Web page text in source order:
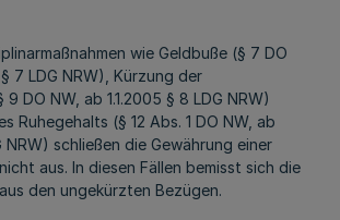
wie Geldbuße (§ 7 DO
7 LDG NRW), Kürzung der
DO NW, ab 1.1.2005 § 8 LDG NRW)
Ruhegehalts (§ 12 Abs. 1 DO NW, ab
NRW) schließen die Gewährung einer
aus. In diesen Fällen bemisst sich die
den ungekürzten Bezügen.